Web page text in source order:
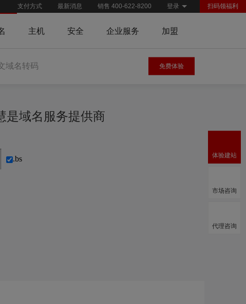
扫码领福利
登录
销售 400-622-8200
最新消息
支付方式
主机 安全 企业服务 加盟
域名转码 免费体验
是域名服务提供商
.bs 体验建站
市场咨询
代理咨询